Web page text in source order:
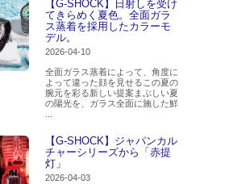
【G-SHOCK】日射しを受け
てきらめく夏色。全面ガラ
ス蒸着を採用したカラーモ
デル。
2026-04-10
全面ガラス蒸着によって、角度に
よって違った顔を見せるこの夏の
腕元を彩る新しい提案まぶしい夏
の陽光を、ガラス全面に施した鮮
【G-SHOCK】ジャパンカル
チャーシリーズから「赤提
灯」
2026-04-03